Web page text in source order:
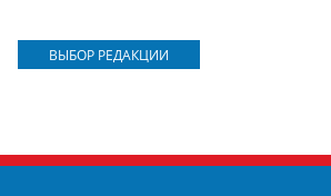
ВЫБОР РЕДАКЦИИ